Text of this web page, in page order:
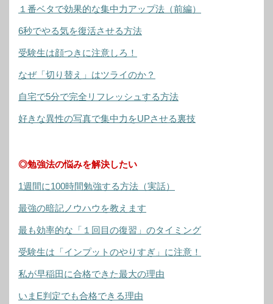
１番ベタで効果的な集中力アップ法（前編）
6秒でやる気を復活させる方法
受験生は顔つきに注意しろ！
なぜ「切り替え」はツライのか？
自宅で5分で完全リフレッシュする方法
好きな異性の写真で集中力をUPさせる裏技
◎勉強法の悩みを解決したい
1週間に100時間勉強する方法（実話）
最強の暗記ノウハウを教えます
最も効率的な「１回目の復習」のタイミング
受験生は「インプットのやりすぎ」に注意！
私が早稲田に合格できた最大の理由
いまE判定でも合格できる理由